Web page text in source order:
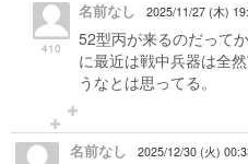
410
名前なし 2025/11/27 (木)
52型丙が来るのだって
に最近は戦中兵器は全
うなとは思ってる。
名前なし 2025/12/30 (火)